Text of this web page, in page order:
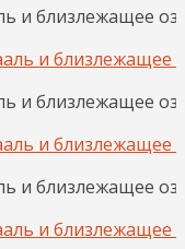
и близлежащее
и близлежащее
и близлежащее